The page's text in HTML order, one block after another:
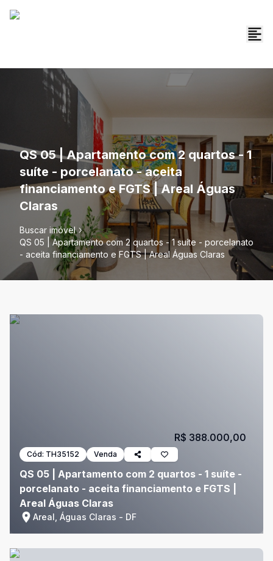
QS 05 | Apartamento com 2 quartos - 1
suíte - porcelanato - aceita
financiamento e FGTS | Areal Águas
Claras
Buscar imóvel
QS 05 | Apartamento com 2 quartos - 1 suíte - porcelanato
- aceita financiamento e FGTS | Areal Águas Claras
Cód: TH35152 Venda
QS 05 | Apartamento com 2 quartos - 1 suíte -
porcelanato - aceita financiamento e FGTS |
Areal Águas Claras
Areal, Águas Claras - DF
R$ 388.000,00